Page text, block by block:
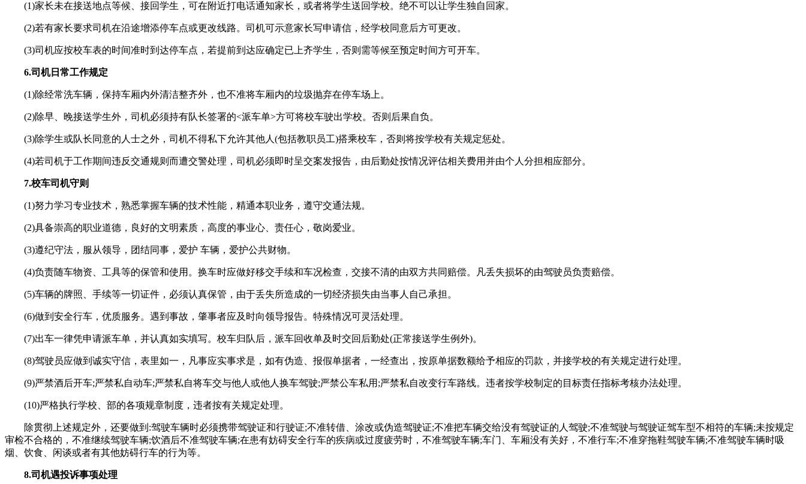
(1)家长未在接送地点等候、接回学生，可在附近打电话通知家长，或者将学生送回学校。绝不可以让学生独自回家。
(2)若有家长要求司机在沿途增添停车点或更改线路。司机可示意家长写申请信，经学校同意后方可更改。
(3)司机应按校车表的时间准时到达停车点，若提前到达应确定已上齐学生，否则需等候至预定时间方可开车。
6.司机日常工作规定
(1)除经常洗车辆，保持车厢内外清洁整齐外，也不准将车厢内的垃圾抛弃在停车场上。
(2)除早、晚接送学生外，司机必须持有队长签署的<派车单>方可将校车驶出学校。否则后果自负。
(3)除学生或队长同意的人士之外，司机不得私下允许其他人(包括教职员工)搭乘校车，否则将按学校有关规定惩处。
(4)若司机于工作期间违反交通规则而遭交警处理，司机必须即时呈交案发报告，由后勤处按情况评估相关费用并由个人分担相应部分。
7.校车司机守则
(1)努力学习专业技术，熟悉掌握车辆的技术性能，精通本职业务，遵守交通法规。
(2)具备崇高的职业道德，良好的文明素质，高度的事业心、责任心，敬岗爱业。
(3)遵纪守法，服从领导，团结同事，爱护 车辆，爱护公共财物。
(4)负责随车物资、工具等的保管和使用。换车时应做好移交手续和车况检查，交接不清的由双方共同赔偿。凡丢失损坏的由驾驶员负责赔偿。
(5)车辆的牌照、手续等一切证件，必须认真保管，由于丢失所造成的一切经济损失由当事人自己承担。
(6)做到安全行车，优质服务。遇到事故，肇事者应及时向领导报告。特殊情况可灵活处理。
(7)出车一律凭申请派车单，并认真如实填写。校车归队后，派车回收单及时交回后勤处(正常接送学生例外)。
(8)驾驶员应做到诚实守信，表里如一，凡事应实事求是，如有伪造、报假单据者，一经查出，按原单据数额给予相应的罚款，并接学校的有关规定进行处理。
(9)严禁酒后开车;严禁私自动车;严禁私自将车交与他人或他人换车驾驶;严禁公车私用;严禁私自改变行车路线。违者按学校制定的目标责任指标考核办法处理。
(10)严格执行学校、部的各项规章制度，违者按有关规定处理。
除贯彻上述规定外，还要做到:驾驶车辆时必须携带驾驶证和行驶证;不准转借、涂改或伪造驾驶证;不准把车辆交给没有驾驶证的人驾驶;不准驾驶与驾驶证驾车型不相符的车辆;未按规定
审检不合格的，不准继续驾驶车辆;饮酒后不准驾驶车辆;在患有妨碍安全行车的疾病或过度疲劳时，不准驾驶车辆;车门、车厢没有关好，不准行车;不准穿拖鞋驾驶车辆;不准驾驶车辆时吸
烟、饮食、闲谈或者有其他妨碍行车的行为等。
8.司机遇投诉事项处理